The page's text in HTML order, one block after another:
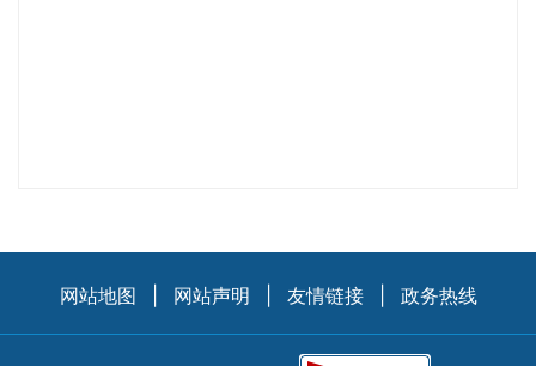
网站地图 网站声明 友情链接 政务热线